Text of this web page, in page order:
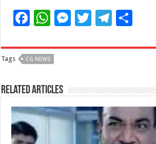
F
c
e
b
o
o
k
W
at
s
A
p
p
M
ss
n
g
e
T
itt
r
T
e
ra
m
ar
Tags CG NEWS
Related Articles